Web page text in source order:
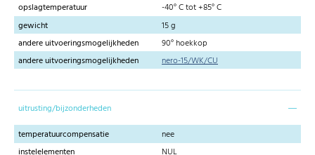
opslagtemperatuur
-40° C tot +85° C
gewicht
15 g
andere uitvoeringsmogelijkheden
90° hoekkop
andere uitvoeringsmogelijkheden
nero-15/WK/CU
uitrusting/bijzonderheden
temperatuurcompensatie
nee